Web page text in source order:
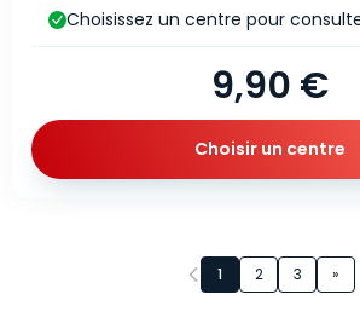
9,90 €
Choisissez un centre pour
Choisir un centre
1 2 3 »
Page 1 sur